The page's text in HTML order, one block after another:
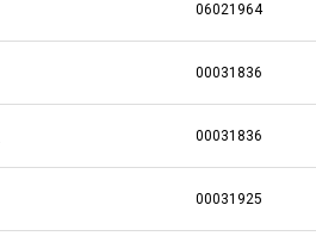
06021964
00031836
00031836
00031925